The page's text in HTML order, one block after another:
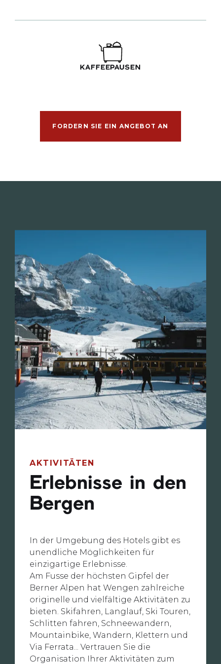
KAFFEEPAUSEN
FORDERN SIE EIN ANGEBOT AN
AKTIVITÄTEN
Erlebnisse in den
Bergen
In der Umgebung des Hotels gibt es
unendliche Möglichkeiten für
einzigartige Erlebnisse.
Am Fusse der höchsten Gipfel der
Berner Alpen hat Wengen zahlreiche
originelle und vielfältige Aktivitäten zu
bieten. Skifahren, Langlauf, Ski Touren,
Schlitten fahren, Schneewandern,
Mountainbike, Wandern, Klettern und
Via Ferrata... Vertrauen Sie die
Organisation Ihrer Aktivitäten zum